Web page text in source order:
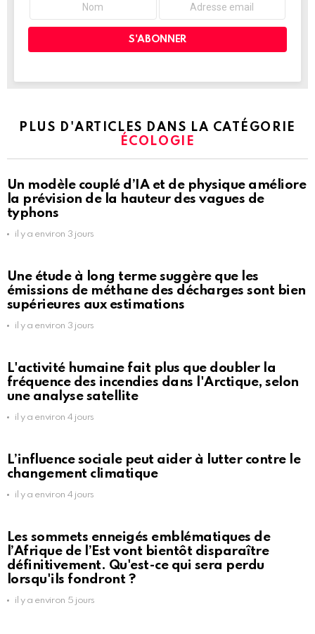
PLUS D'ARTICLES DANS LA CATÉGORIE
ÉCOLOGIE
Un modèle couplé d’IA et de physique améliore
la prévision de la hauteur des vagues de
typhons
il y a environ 3 jours
Une étude à long terme suggère que les
émissions de méthane des décharges sont bien
supérieures aux estimations
il y a environ 3 jours
L'activité humaine fait plus que doubler la
fréquence des incendies dans l'Arctique, selon
une analyse satellite
il y a environ 4 jours
L’influence sociale peut aider à lutter contre le
changement climatique
il y a environ 4 jours
Les sommets enneigés emblématiques de
l’Afrique de l’Est vont bientôt disparaître
définitivement. Qu'est-ce qui sera perdu
lorsqu'ils fondront ?
il y a environ 5 jours